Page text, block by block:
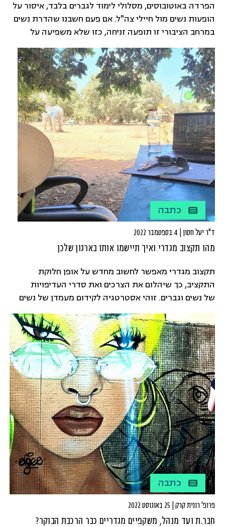
הפרדה באוטובוסים, מסלולי לימוד לגברים בלבד, איסור על
הופעות נשים מול חיילי צה"ל. אם פעם חשבנו שהדרת נשים
במרחב הציבורי זו תופעה זניחה, כזו שלא משפיעה על
החיים שלנו - היום כבר אי אפשר להתעלם מהדרת נשים
בישראל. בכל מגזר, בכל עיר ובכל שכונה - הדרת הנשים
מחלחלת לכל חלקי החברה הישראלית. איך זה קרה?
כתבה
ד"ר יעל חסון | 4 בספטמבר 2022
מהו תקצוב מגדרי ואיך תיישמו אותו בארגון שלכן
תקצוב מגדרי מאפשר לחשוב מחדש על אופן חלוקת
התקציב, כך שיהלום את הצרכים ואת סדרי העדיפויות
של נשים וגברים. זוהי אסטרטגיה לקידום מעמדן של נשים
ולצמצום אי השוויון המגדרי בחברה, המתמקדת בעבודת
ניתוח ומעקב אחר תהליכי תקצוב מנקדות מבט מגדרית.
כתבה
פרופ' רונית קרק | 25 באוגוסט 2022
חבר.ת ועד מנהל, משקפיים מגדריים כבר הרכבת הבוקר?